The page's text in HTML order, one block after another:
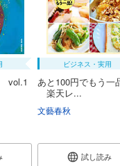
vol.1
ビジネス・実用
あと100円でもう一
楽天レ...
文藝春秋
試し読み